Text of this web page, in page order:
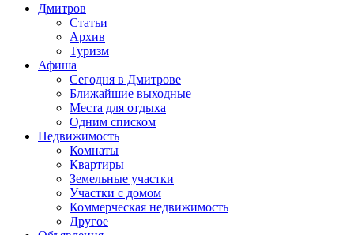
Дмитров
Статьи
Архив
Туризм
Афиша
Сегодня в Дмитрове
Ближайшие выходные
Места для отдыха
Одним списком
Недвижимость
Комнаты
Квартиры
Земельные участки
Участки с домом
Коммерческая недвижимость
Другое